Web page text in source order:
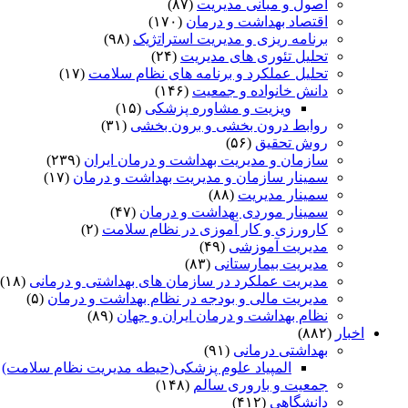
اصول و مبانی مدیریت (۸۷)
اقتصاد بهداشت و درمان (۱۷۰)
برنامه ریزی و مدیریت استراتژیک (۹۸)
تحلیل تئوری های مدیریت (۲۴)
تحلیل عملکرد و برنامه های نظام سلامت (۱۷)
دانش خانواده و جمعیت (۱۴۶)
ویزیت و مشاوره پزشکی (۱۵)
روابط درون بخشی و برون بخشی (۳۱)
روش تحقیق (۵۶)
سازمان و مدیریت بهداشت و درمان ایران (۲۳۹)
سمینار سازمان و مدیریت بهداشت و درمان (۱۷)
سمینار مدیریت (۸۸)
سمینار موردی بهداشت و درمان (۴۷)
کارورزی و کار آموزی در نظام سلامت (۲)
مدیریت آموزشی (۴۹)
مدیریت بیمارستانی (۸۳)
مدیریت عملکرد در سازمان های بهداشتی و درمانی (۱۸)
مدیریت مالی و بودجه در نظام بهداشت و درمان (۵)
نظام بهداشت و درمان ایران و جهان (۸۹)
اخبار (۸۸۲)
بهداشتی درمانی (۹۱)
المپیاد علوم پزشکی(حیطه مدیریت نظام سلامت)
جمعیت و باروری سالم (۱۴۸)
دانشگاهی (۴۱۲)